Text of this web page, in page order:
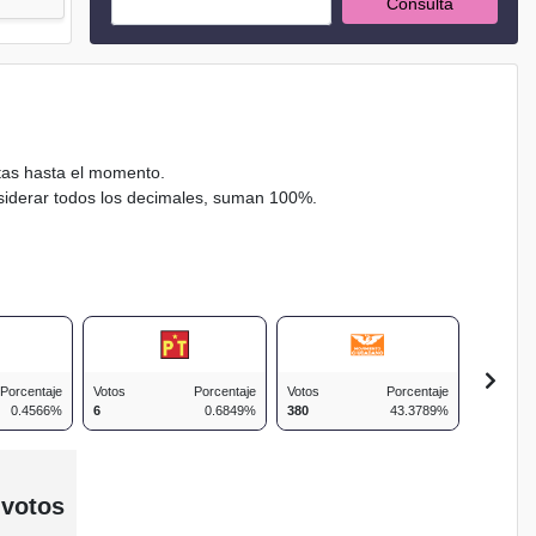
hasta el momento.
todos los decimales, suman 100%.
Porcentaje
0.4566%
Votos
6
Porcentaje
0.6849%
Votos
380
Porcentaje
43.3789%
Votos